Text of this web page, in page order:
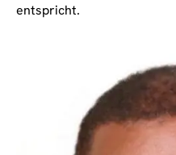
entspricht.